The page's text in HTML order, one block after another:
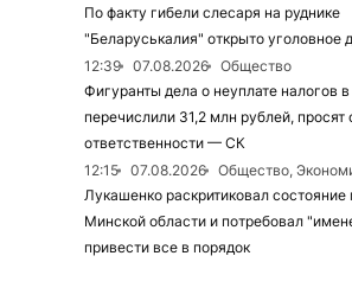
По факту гибели слесаря на руднике
"Беларуськалия" открыто уголовное
12:39
07.08.2026
Общество
Фигуранты дела о неуплате налогов
перечислили 31,2 млн рублей, просят
ответственности — СК
12:15
07.08.2026
Общество,
Лукашенко раскритиковал состояние
Минской области и потребовал
привести все в порядок